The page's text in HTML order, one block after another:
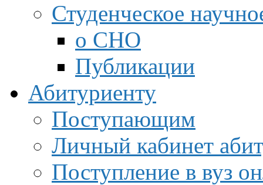
Студенческое
о СНО
Публикации
Абитуриенту
Поступающим
Личный кабинет
Поступление в вуз